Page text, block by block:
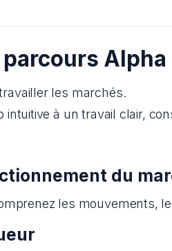
Alpha
les marchés.
à un travail clair,
du
les mouvements,